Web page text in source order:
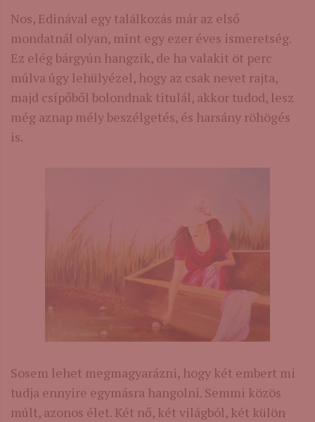
Nos, Edinával egy találkozás már az első
mondatnál olyan, mint egy ezer éves ismeretség.
Ez elég bárgyún hangzik, de ha valakit öt perc
múlva úgy lehülyézel, hogy az csak nevet rajta,
majd csípőből bolondnak titulál, akkor tudod, lesz
még aznap mély beszélgetés, és harsány röhögés
is.
Sosem lehet megmagyarázni, hogy két embert mi
tudja ennyire egymásra hangolni. Semmi közös
múlt, azonos élet. Két nő, két világból, két külön